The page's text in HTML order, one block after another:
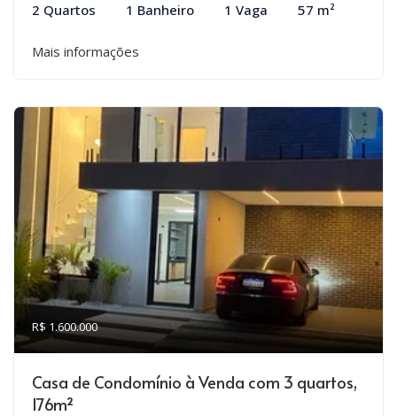
2 Quartos 1 Banheiro 1 Vaga 57 m²
Mais informações
R$ 1.600.000
Casa de Condomínio à Venda com 3 quartos,
176m²